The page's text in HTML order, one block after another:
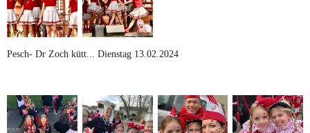
Pesch- Dr Zoch kütt... Dienstag 13.02.2024